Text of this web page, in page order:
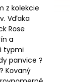
z kolekcie
Vďaka
Rose
a
typmi
panvice ?
Kovaný